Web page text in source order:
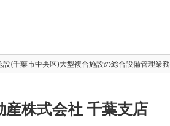
(千葉市中央区)大型複合施設の総合設備管理業務
産株式会社 千葉支店